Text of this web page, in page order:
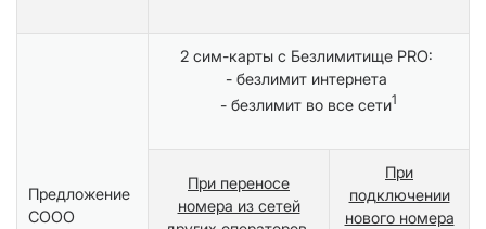
Предложение
СООО
2 сим-карты с Безлимитище PRO:
- безлимит интернета
- безлимит во все сети1
При переносе
номера из сетей
При
подключении
нового номера